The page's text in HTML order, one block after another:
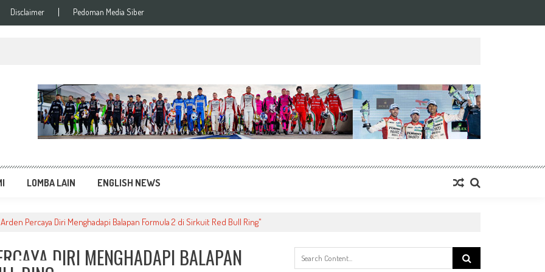
Disclaimer Pedoman Media Siber
Balap Terupdate
LOMBA LAIN ENGLISH NEWS
Percaya Diri Menghadapi Balapan Formula 2 di Sirkuit Red Bull Ring"
DIRI MENGHADAPI BALAPAN
Search
for: